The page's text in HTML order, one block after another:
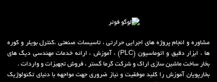
مشاوره و انجام پروژه های اجرایی حرارتی ، تاسیسات صنعتی ،کنترل بویلر و کوره
ها ، ابزار دقیق و اتوماسیون (PLC) ، آموزش ، ارائه خدمات مهندسی دیگ های
بخار ساخت ماشین سازی اراک و شرکت گرما گستر ، فروش تجهیزات و واردات .
بخارپویان آموزش را کلید موفقیت و نیاز ضروری جهت مواجهه با دنیای تکنولوژیک